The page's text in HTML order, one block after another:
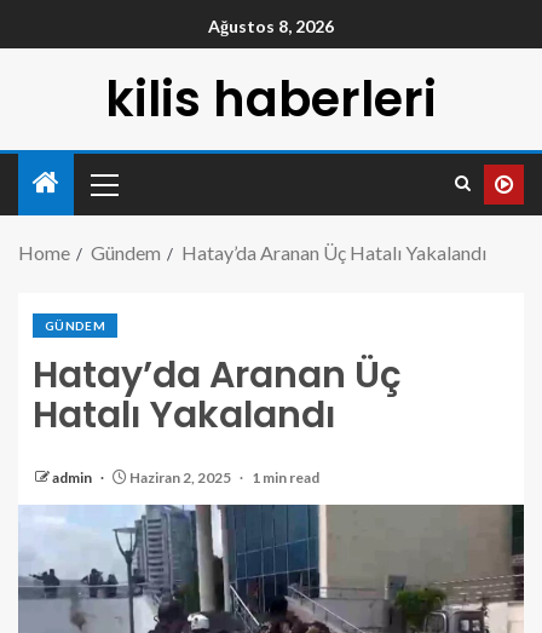
Ağustos 8, 2026
kilis haberleri
Home Gündem Hatay’da Aranan Üç Hatalı Yakalandı
GÜNDEM
Hatay’da Aranan Üç
Hatalı Yakalandı
admin Haziran 2, 2025 1 min read